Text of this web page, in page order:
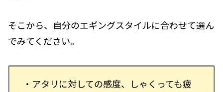
そこから、自分のエギングスタイルに合わせて選ん
でみてください。
・アタリに対しての感度、しゃくっても疲